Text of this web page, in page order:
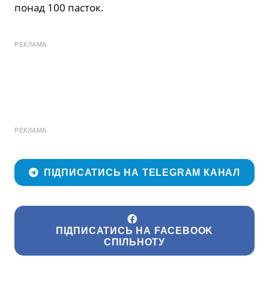
понад 100 пасток.
РЕКЛАМА
РЕКЛАМА
ПІДПИСАТИСЬ НА TELEGRAM КАНАЛ
ПІДПИСАТИСЬ НА FACEBOOK
СПІЛЬНОТУ